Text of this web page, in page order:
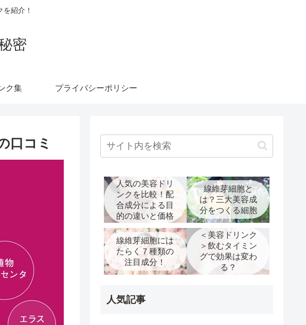
紹介！
密
ク集 プライバシーポリシー
口コミ
人気の美容ドリ
ンクを比較！配
合成分による目
的の違いと価格
線維芽細胞と
は？三大美容成
分をつくる細胞
線維芽細胞には
たらく７種類の
注目成分！
＜美容ドリンク
＞飲むタイミン
グで効果は変わ
る？
人気記事